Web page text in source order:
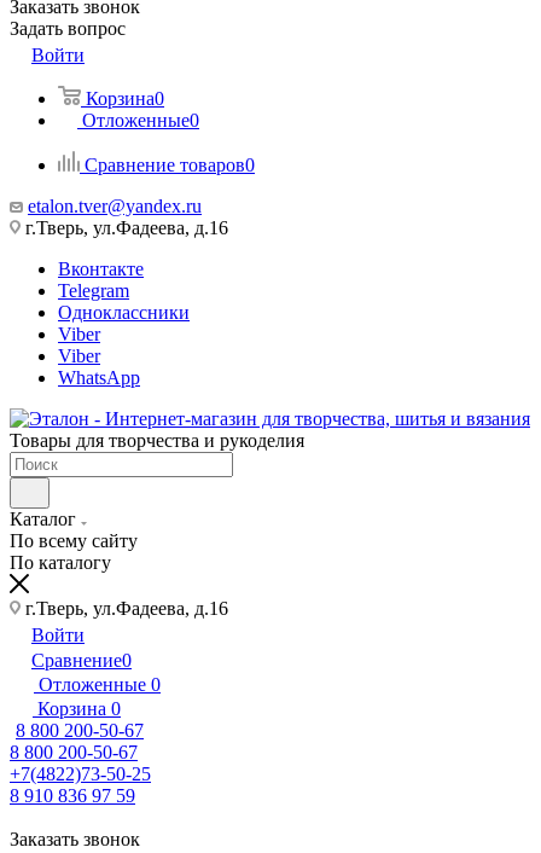
Заказать звонок
Задать вопрос
Войти
Корзина0
Отложенные0
Сравнение товаров0
etalon.tver@yandex.ru
г.Тверь, ул.Фадеева, д.16
Вконтакте
Telegram
Одноклассники
Viber
Viber
WhatsApp
Товары для творчества и рукоделия
Каталог
По всему сайту
По каталогу
г.Тверь, ул.Фадеева, д.16
Войти
Сравнение0
Отложенные 0
Корзина 0
8 800 200-50-67
8 800 200-50-67
+7(4822)73-50-25
8 910 836 97 59
Заказать звонок